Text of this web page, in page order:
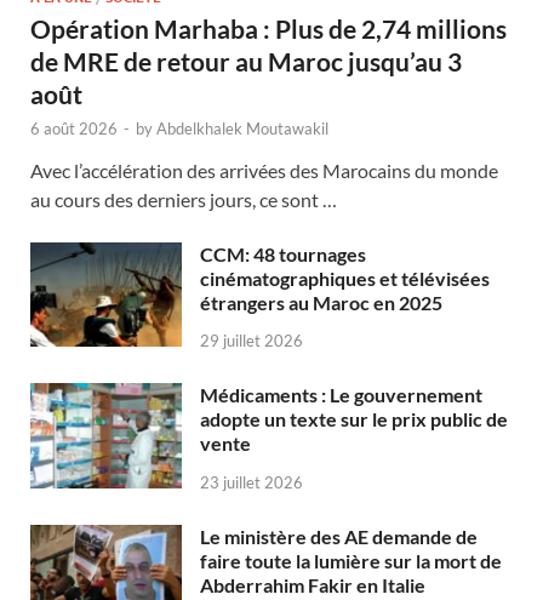
Opération Marhaba : Plus de 2,74 millions
de MRE de retour au Maroc jusqu’au 3
août
6 août 2026 - byAbdelkhalek Moutawakil
Avec l’accélération des arrivées des Marocains du monde
au cours des derniers jours, ce sont …
CCM: 48 tournages
cinématographiques et télévisées
étrangers au Maroc en 2025
29 juillet 2026
Médicaments : Le gouvernement
adopte un texte sur le prix public de
vente
23 juillet 2026
Le ministère des AE demande de
faire toute la lumière sur la mort de
Abderrahim Fakir en Italie